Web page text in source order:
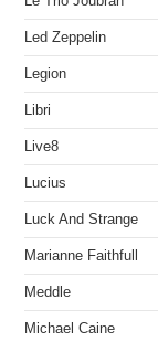
Led Zeppelin
Legion
Libri
Live8
Lucius
Luck And Strange
Marianne Faithfull
Meddle
Michael Caine